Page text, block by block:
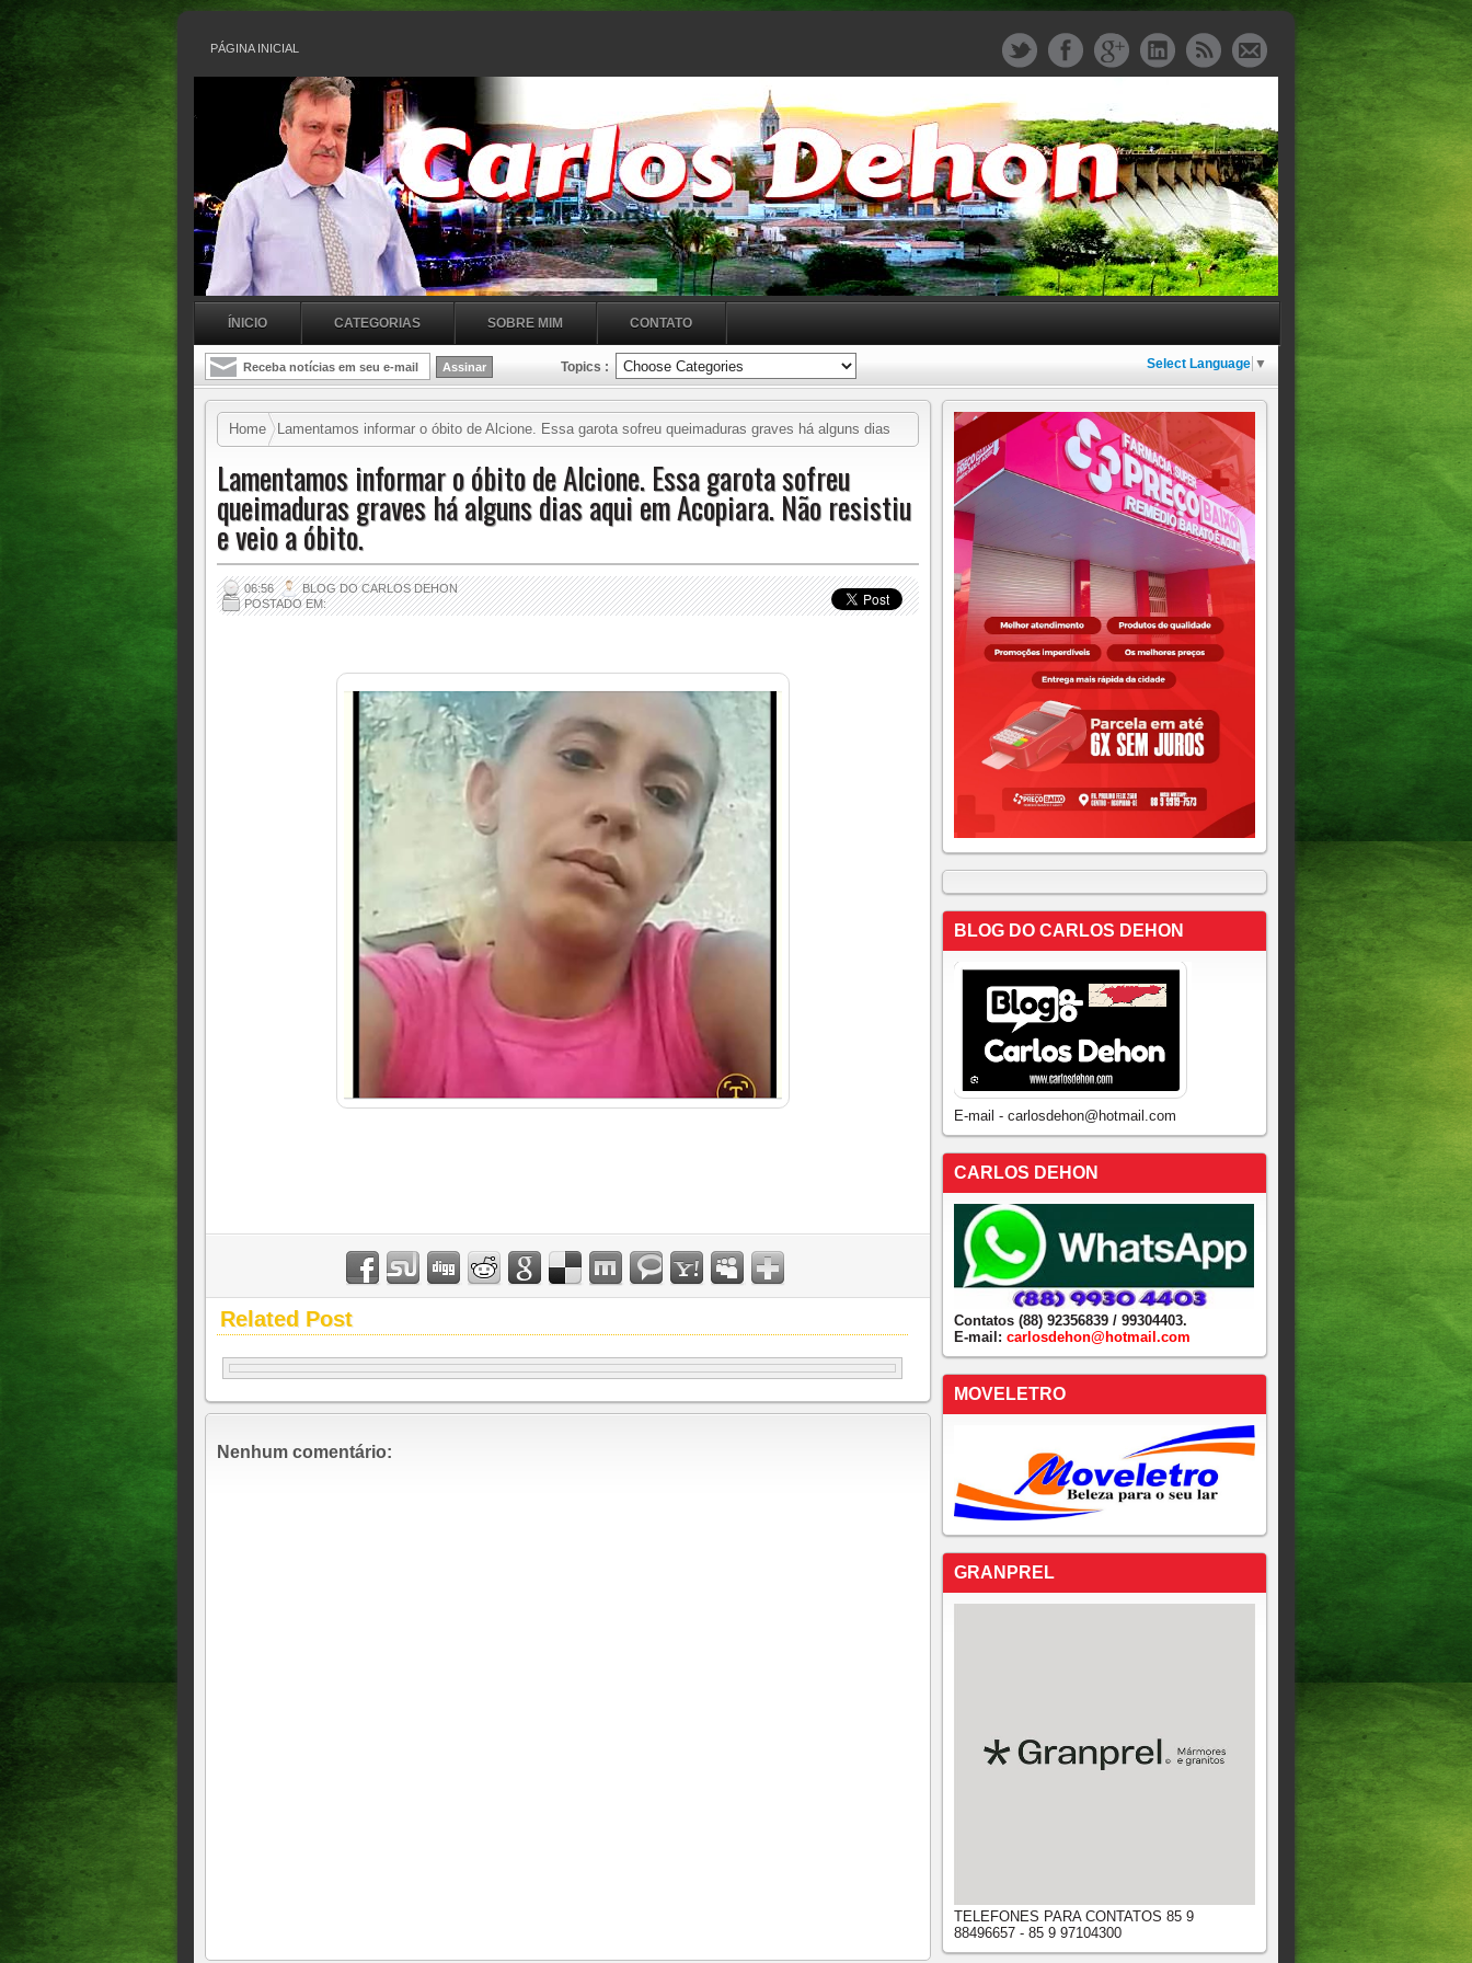
PÁGINA INICIAL
ÍNICIO CATEGORIAS SOBRE MIM CONTATO
Topics : Select Language ▼
Home
Lamentamos informar o óbito de Alcione. Essa garota sofreu queimaduras graves há alguns dias
Lamentamos informar o óbito de Alcione. Essa garota sofreu
queimaduras graves há alguns dias aqui em Acopiara. Não resistiu
e veio a óbito.
06:56
BLOG DO CARLOS DEHON
POSTADO EM:
Related Post
Nenhum comentário:
BLOG DO CARLOS DEHON
E-mail - carlosdehon@hotmail.com
CARLOS DEHON
Contatos (88) 92356839 / 99304403.
E-mail: carlosdehon@hotmail.com
MOVELETRO
GRANPREL
TELEFONES PARA CONTATOS 85 9
88496657 - 85 9 97104300